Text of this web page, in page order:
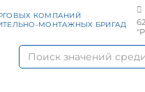
КОМПАНИЙ
МОНТАЖНЫХ БРИГАД